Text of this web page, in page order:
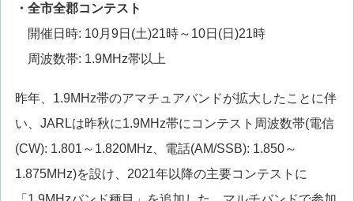
・全市全郡コンテスト
開催日時: 10月9日(土)21時～10日(日)21時
周波数帯: 1.9MHz帯以上
昨年、1.9MHz帯のアマチュアバンドが拡大したことに伴
い、JARLは昨秋に1.9MHz帯にコンテスト周波数帯(電信
(CW): 1.801～1.820MHz、電話(AM/SSB): 1.850～
1.875MHz)を設け、2021年以降の主要コンテストに